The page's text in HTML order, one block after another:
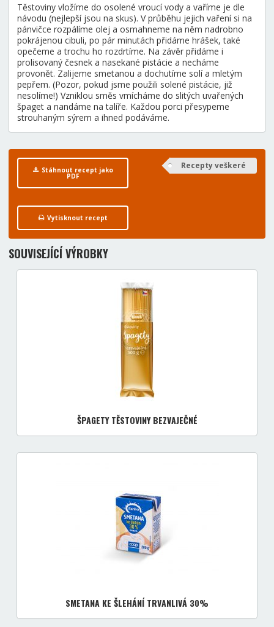
Těstoviny vložíme do osolené vroucí vody a vaříme je dle
návodu (nejlepší jsou na skus). V průběhu jejich vaření si na
pánvičce rozpálíme olej a osmahneme na něm nadrobno
pokrájenou cibuli, po pár minutách přidáme hrášek, také
opečeme a trochu ho rozdrtíme. Na závěr přidáme i
prolisovaný česnek a nasekané pistácie a necháme
provonět. Zalijeme smetanou a dochutíme solí a mletým
pepřem. (Pozor, pokud jsme použili solené pistácie, již
nesolíme!) Vzniklou směs vmícháme do slitých uvařených
špaget a nandáme na talíře. Každou porci přesypeme
strouhaným sýrem a ihned podáváme.
Stáhnout recept jako
PDF
Vytisknout recept
Recepty veškeré
SOUVISEJÍCÍ VÝROBKY
ŠPAGETY TĚSTOVINY BEZVAJEČNÉ
SMETANA KE ŠLEHÁNÍ TRVANLIVÁ 30%